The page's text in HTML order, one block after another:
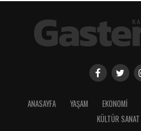
ANASAYFA YAŞAM EKONOMİ
KÜLTÜR SANAT